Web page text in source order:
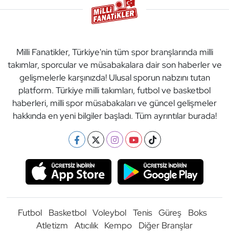
Milli Fanatikler, Türkiye'nin tüm spor branşlarında milli
takımlar, sporcular ve müsabakalara dair son haberler ve
gelişmelerle karşınızda! Ulusal sporun nabzını tutan
platform. Türkiye milli takımları, futbol ve basketbol
haberleri, milli spor müsabakaları ve güncel gelişmeler
hakkında en yeni bilgiler başladı. Tüm ayrıntılar burada!
Futbol Basketbol Voleybol Tenis Güreş
Boks
Atletizm
Atıcılık Kempo Diğer Branşlar